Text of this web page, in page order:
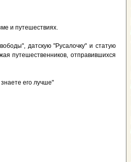
и путешествиях.
датскую "Русалочку" и статую
путешественников, отправившихся
его лучше"